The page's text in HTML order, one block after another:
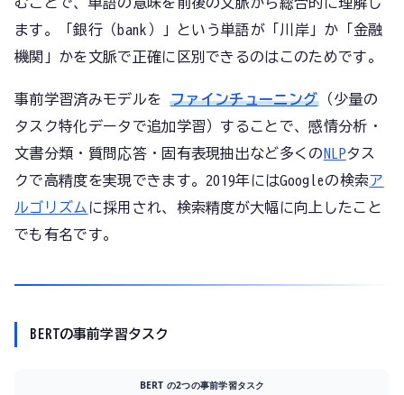
ます。「銀行（bank）」という単語が「川岸」か「金融
機関」かを文脈で正確に区別できるのはこのためです。
事前学習済みモデルを ファインチューニング（少量の
タスク特化データで追加学習）することで、感情分析・
文書分類・質問応答・固有表現抽出など多くの NLPタス
クで高精度を実現できます。2019年にはGoogleの検索ア
ルゴリズム に採用され、検索精度が大幅に向上したこと
でも有名です。
BERTの事前学習タスク
BERT の2つの事前学習タスク